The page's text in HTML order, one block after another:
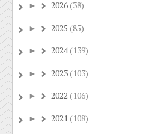
► 2026(38)
► 2025 (85)
► 2024(139)
► 2023(103)
► 2022 (106)
► 2021(108)